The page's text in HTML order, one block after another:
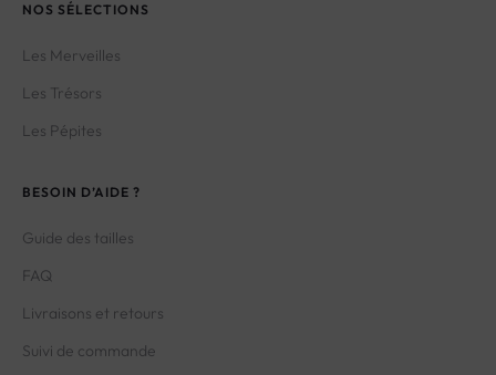
NOS SÉLECTIONS
Les Merveilles
Les Trésors
Les Pépites
BESOIN D’AIDE ?
Guide des tailles
FAQ
Livraisons et retours
Suivi de commande